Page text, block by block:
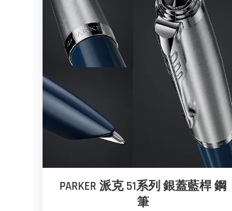
PARKER 派克 51系列 銀蓋藍桿 鋼
筆